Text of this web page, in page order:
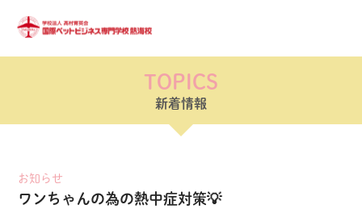
TOPICS
新着情報
お知らせ
ワンちゃんの為の熱中症対策💡